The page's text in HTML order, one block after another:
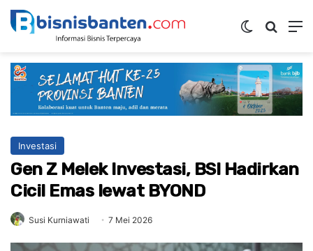
Switch skin
Investasi
Gen Z Melek Investasi, BSI Hadirkan
Cicil Emas lewat BYOND
Susi Kurniawati 7 Mei 2026